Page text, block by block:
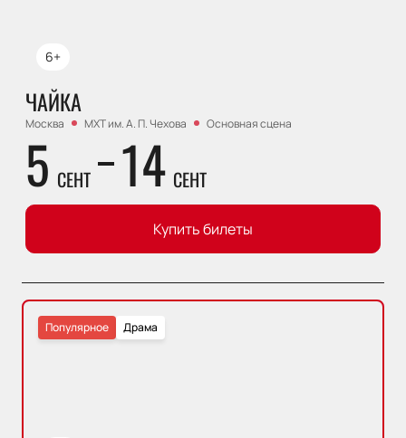
6+
ЧАЙКА
Москва МХТ им. А. П. Чехова Основная сцена
5 СЕНТ 14 СЕНТ
Купить билеты
Драма
Популярное